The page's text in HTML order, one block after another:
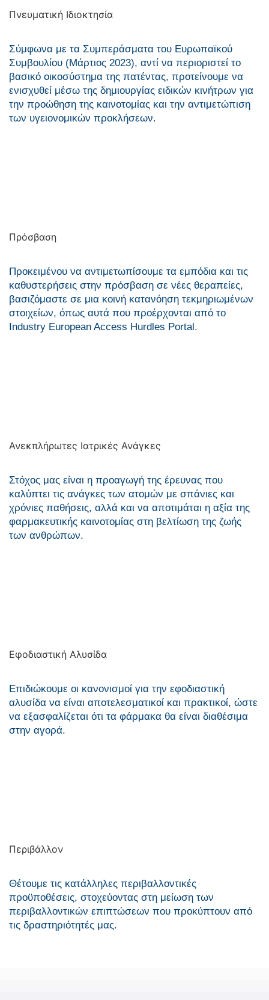
Πνευματική Ιδιοκτησία
Σύμφωνα με τα Συμπεράσματα του Ευρωπαϊκού
Συμβουλίου (Μάρτιος 2023), αντί να περιοριστεί το
βασικό οικοσύστημα της πατέντας, προτείνουμε να
ενισχυθεί μέσω της δημιουργίας ειδικών κινήτρων για
την προώθηση της καινοτομίας και την αντιμετώπιση
των υγειονομικών προκλήσεων.
Πρόσβαση
Προκειμένου να αντιμετωπίσουμε τα εμπόδια και τις
καθυστερήσεις στην πρόσβαση σε νέες θεραπείες,
βασιζόμαστε σε μια κοινή κατανόηση τεκμηριωμένων
στοιχείων, όπως αυτά που προέρχονται από το
Industry European Access Hurdles Portal.
Ανεκπλήρωτες Ιατρικές Ανάγκες
Στόχος μας είναι η προαγωγή της έρευνας που
καλύπτει τις ανάγκες των ατομών με σπάνιες και
χρόνιες παθήσεις, αλλά και να αποτιμάται η αξία της
φαρμακευτικής καινοτομίας στη βελτίωση της ζωής
των ανθρώπων.
Εφοδιαστική Αλυσίδα
Επιδιώκουμε οι κανονισμοί για την εφοδιαστική
αλυσίδα να είναι αποτελεσματικοί και πρακτικοί, ώστε
να εξασφαλίζεται ότι τα φάρμακα θα είναι διαθέσιμα
στην αγορά.
Περιβάλλον
Θέτουμε τις κατάλληλες περιβαλλοντικές
προϋποθέσεις, στοχεύοντας στη μείωση των
περιβαλλοντικών επιπτώσεων που προκύπτουν από
τις δραστηριότητές μας.